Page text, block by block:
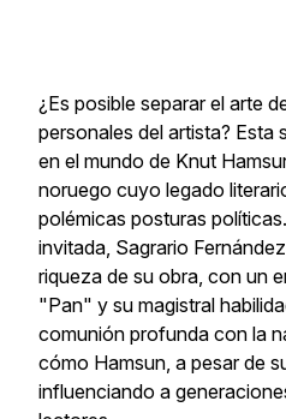
¿Es posible separar el arte
personales del artista? Esta
en el mundo de Knut
noruego cuyo legado
polémicas posturas
invitada, Sagrario
riqueza de su obra, con un
"Pan" y su magistral
comunión profunda con la
cómo Hamsun, a pesar de
influenciando a